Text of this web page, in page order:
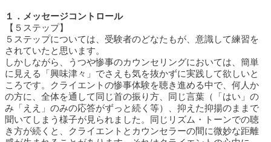
１．メッセージコントロール
【５ステップ】
５ステップについては、受験者のどなたもが、意識して練習を
されていたと思います。
しかしながら、うつや惨事のカウンセリングにおいては、簡単
に見える「興味津々」でさえも気を抜かずに実践して欲しいと
ころです。クライエントの惨事体験を聴き進める中で、何人か
の方に、全体を通して同じ首の振り方、同じ言葉（「はい」の
み「ええ」のみの応答がずっと続く等）、抑えた抑揚のままで
聞いてしまう様子が見られました。同じリズム・トーンでの聴
き方が続くと、クライエントとカウンセラーの間に微妙な距離